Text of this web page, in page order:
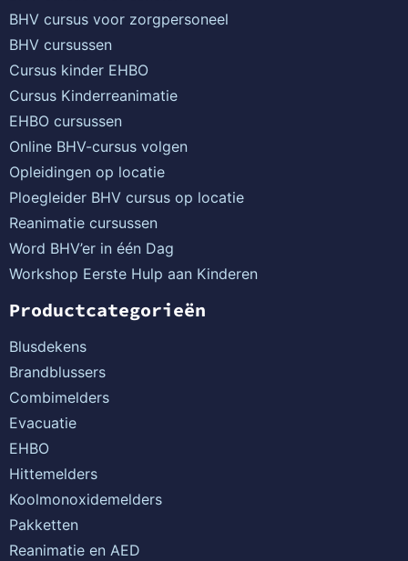
BHV cursus voor zorgpersoneel
BHV cursussen
Cursus kinder EHBO
Cursus Kinderreanimatie
EHBO cursussen
Online BHV-cursus volgen
Opleidingen op locatie
Ploegleider BHV cursus op locatie
Reanimatie cursussen
Word BHV’er in één Dag
Workshop Eerste Hulp aan Kinderen
Productcategorieën
Blusdekens
Brandblussers
Combimelders
Evacuatie
EHBO
Hittemelders
Koolmonoxidemelders
Pakketten
Reanimatie en AED